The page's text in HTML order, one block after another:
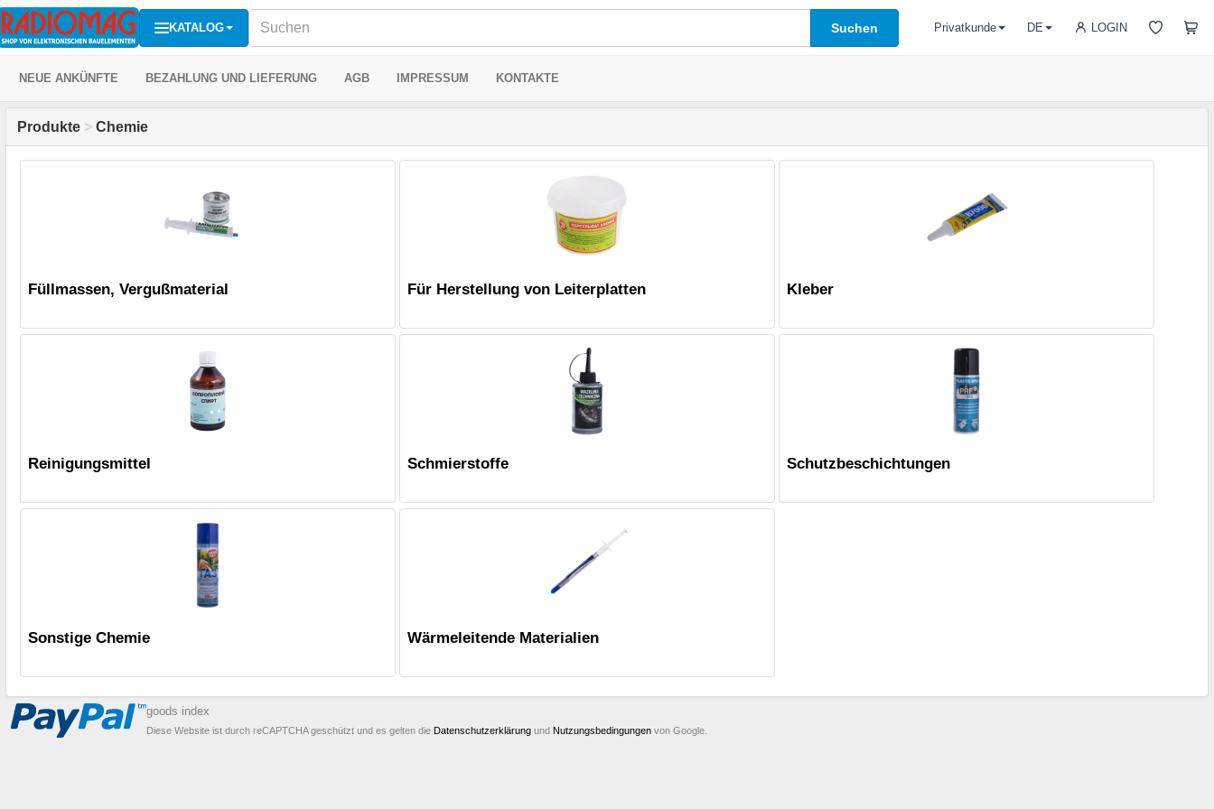
KATALOG Suchen LOGIN
Privatkunde DE
NEUE ANKÜNFTE BEZAHLUNG UND LIEFERUNG AGB IMPRESSUM KONTAKTE
Produkte > Chemie
Füllmassen, Vergußmaterial Für Herstellung von Leiterplatten Kleber
Reinigungsmittel Schmierstoffe Schutzbeschichtungen
Sonstige Chemie Wärmeleitende Materialien
goods index
Diese Website ist durch reCAPTCHA geschützt und es gelten die Datenschutzerklärung und Nutzungsbedingungen von Google.